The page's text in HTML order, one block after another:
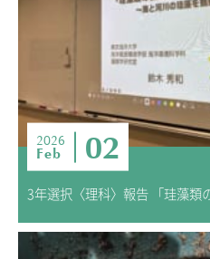
2026
Feb 02
3年選択〈理科〉報告 「珪藻類